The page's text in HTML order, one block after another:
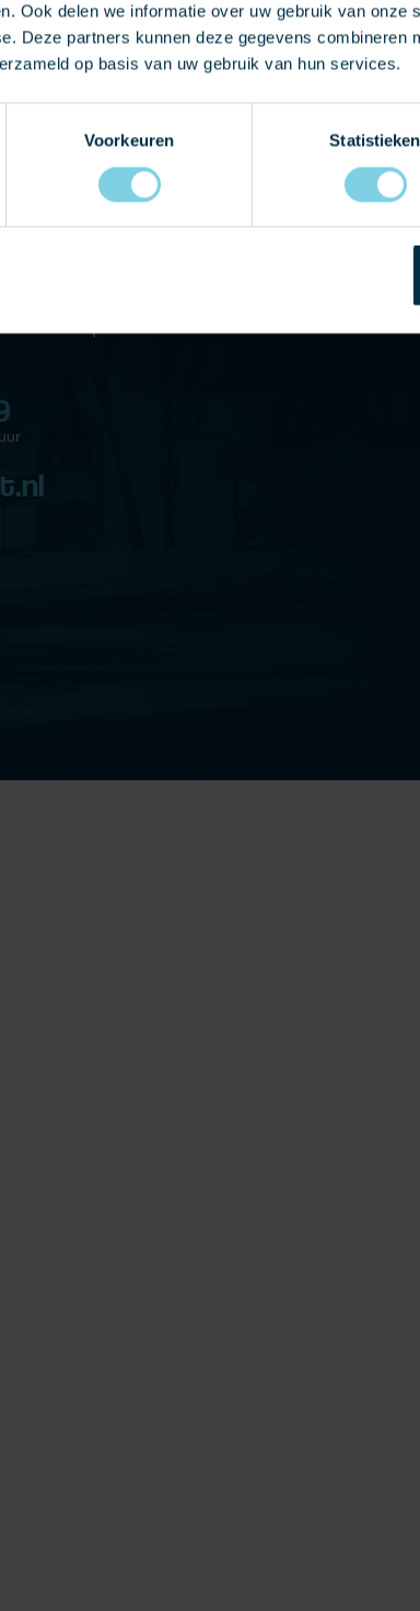
Ook delen we informatie over uw gebruik van onze
Deze partners kunnen deze gegevens combineren
op basis van uw gebruik van hun services.
Voorkeuren Statistieken
MET ONS OP
met u op!